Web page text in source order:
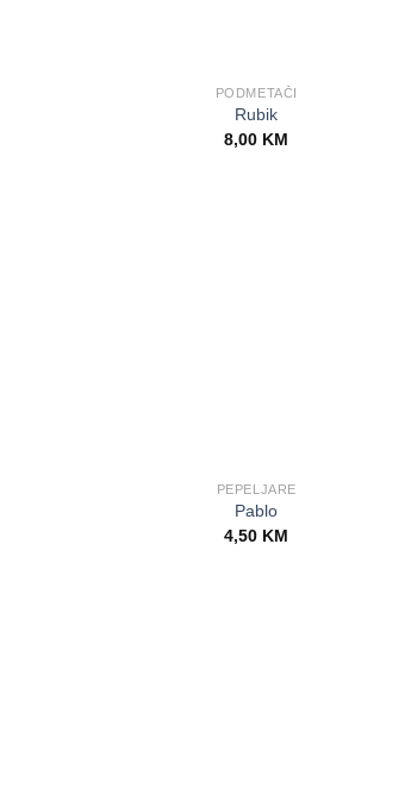
PODMETAČI
Rubik
8,00 KM
PEPELJARE
Pablo
4,50 KM